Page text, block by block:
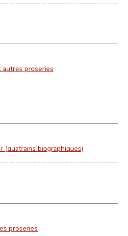
autres proseries
(quatrains biographiques)
proseries